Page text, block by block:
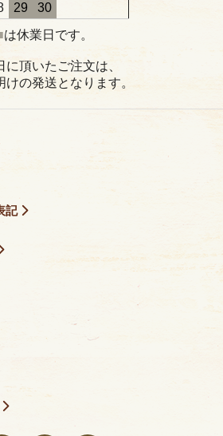
29
30
は休業日です。
に頂いたご注文は、
けの発送となります。
記